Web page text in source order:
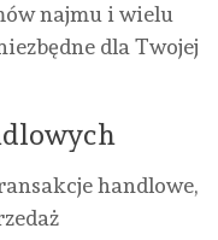
najmu i wielu
dla Twojej
handlowe,